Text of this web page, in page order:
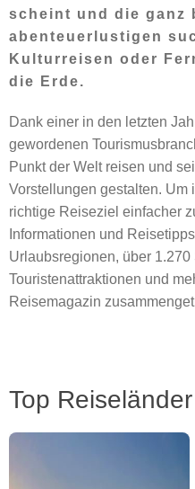
scheint und die ganz
abenteuerlustigen
Kulturreisen oder
die Erde.
Dank einer in den letzten
gewordenen
Punkt der Welt reisen und
Vorstellungen gestalten. Um
richtige Reiseziel einfacher
Informationen und
Urlaubsregionen, über
Touristenattraktionen und
Reisemagazin
Top